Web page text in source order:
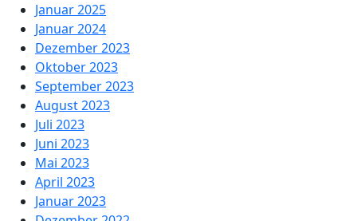
Januar 2025
Januar 2024
Dezember 2023
Oktober 2023
September 2023
August 2023
Juli 2023
Juni 2023
Mai 2023
April 2023
Januar 2023